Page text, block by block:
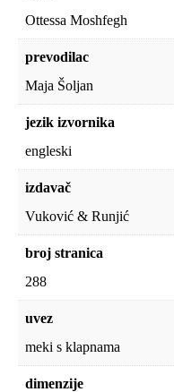
Ottessa Moshfegh
prevodilac
Maja Šoljan
jezik izvornika
engleski
izdavač
Vuković & Runjić
broj stranica
288
uvez
meki s klapnama
dimenzije